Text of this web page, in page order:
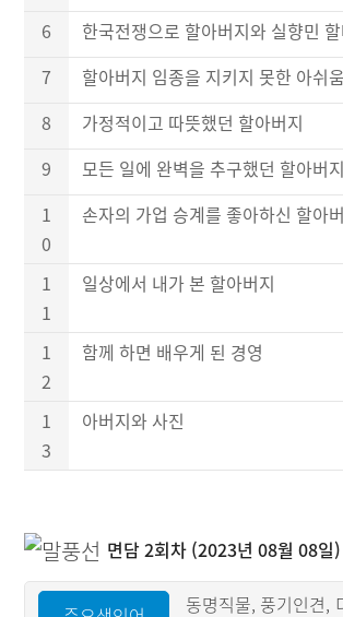
6
한국전쟁으로 할아버지와 실향민
7
할아버지 임종을 지키지 못한 아쉬움
8
가정적이고 따뜻했던 할아버지
9
모든 일에 완벽을 추구했던 할아버지
1
0
손자의 가업 승계를 좋아하신 할아
1
1
일상에서 내가 본 할아버지
1
2
함께 하면 배우게 된 경영
1
3
아버지와 사진
면담 2회차 (2023년 08월 08일)
동명직물, 풍기인견,